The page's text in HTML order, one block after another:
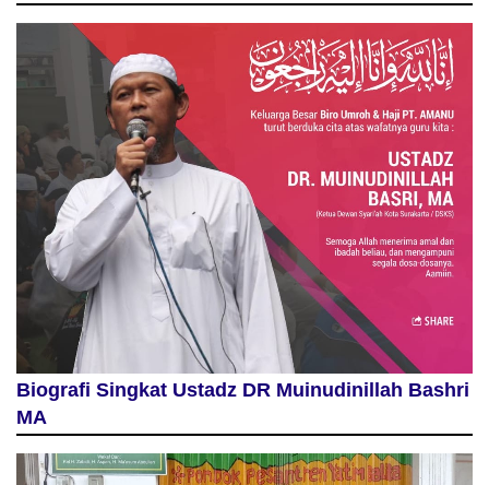
Biografi Singkat Ustadz DR Muinudinillah Bashri
MA